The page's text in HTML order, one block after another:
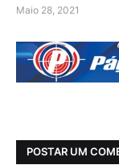
Maio 28, 2021
POSTAR UM